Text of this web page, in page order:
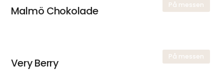
På messen
Malmö Chokolade
På messen
Very Berry